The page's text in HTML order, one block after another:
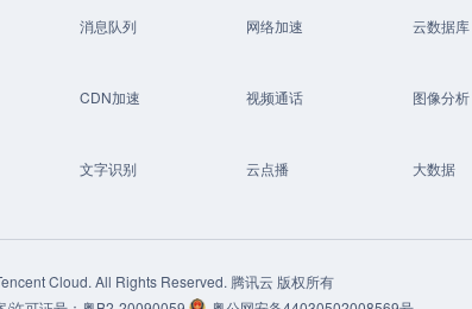
消息队列 网络加速 云数据库
CDN加速 视频通话 图像分析
文字识别 云点播 大数据
Cloud. All Rights Reserved. 腾讯云 版权所有